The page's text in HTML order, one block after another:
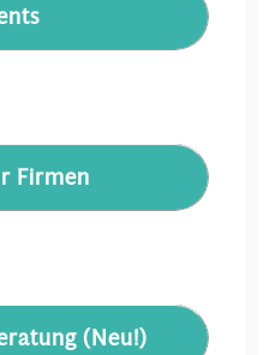
Firmen
(Neu!)